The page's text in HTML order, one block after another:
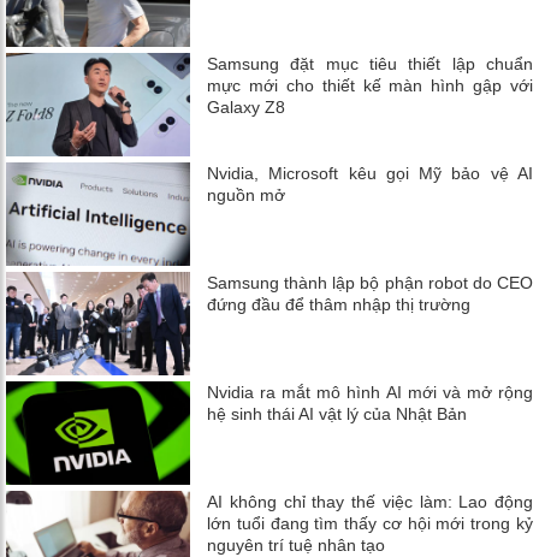
Samsung đặt mục tiêu thiết lập chuẩn
mực mới cho thiết kế màn hình gập với
Galaxy Z8
Nvidia, Microsoft kêu gọi Mỹ bảo vệ AI
nguồn mở
Samsung thành lập bộ phận robot do CEO
đứng đầu để thâm nhập thị trường
Nvidia ra mắt mô hình AI mới và mở rộng
hệ sinh thái AI vật lý của Nhật Bản
AI không chỉ thay thế việc làm: Lao động
lớn tuổi đang tìm thấy cơ hội mới trong kỷ
nguyên trí tuệ nhân tạo